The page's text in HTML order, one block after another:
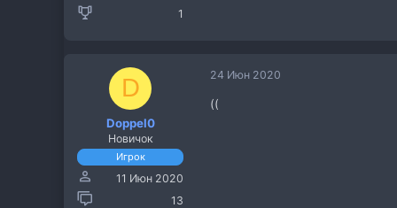
1
D
Doppel0
Новичок
Игрок
11 Июн 2020
13
24 Июн 2020
((